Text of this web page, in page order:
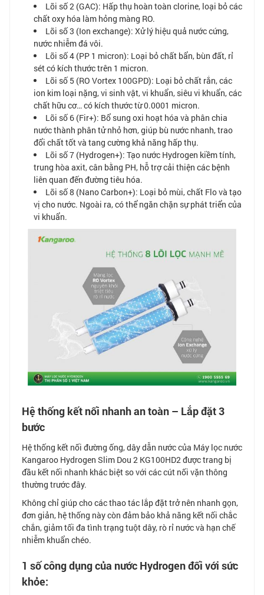
Lõi số 2 (GAC): Hấp thụ hoàn toàn clorine, loại bỏ các
chất oxy hóa làm hỏng màng RO.
Lõi số 3 (Ion exchange): Xử lý hiệu quả nước cứng,
nước nhiễm đá vôi.
Lõi số 4 (PP 1 micron): Loại bỏ chất bẩn, bùn đất, rỉ
sét có kích thước trên 1 micron.
Lõi số 5 (RO Vortex 100GPD): Loại bỏ chất rắn, các
ion kim loại nặng, vi sinh vật, vi khuẩn, siêu vi khuẩn, các
chất hữu cơ… có kích thước từ 0.0001 micron.
Lõi số 6 (Fir+): Bổ sung oxi hoạt hóa và phân chia
nước thành phân tử nhỏ hơn, giúp bù nước nhanh, trao
đổi chất tốt và tang cường khả năng hấp thụ.
Lõi số 7 (Hydrogen+): Tạo nước Hydrogen kiềm tính,
trung hòa axit, cân bằng PH, hỗ trợ cải thiện các bệnh
liên quan đến đường tiêu hóa.
Lõi số 8 (Nano Carbon+): Loại bỏ mùi, chất Flo và tạo
vị cho nước. Ngoài ra, có thể ngăn chặn sự phát triển của
vi khuẩn.
Hệ thống kết nối nhanh an toàn – Lắp đặt 3
bước
Hệ thống kết nối đường ống, dây dẫn nước của Máy lọc nước
Kangaroo Hydrogen Slim Dou 2 KG100HD2 được trang bị
đầu kết nối nhanh khác biệt so với các cút nối vặn thông
thường trước đây.
Không chỉ giúp cho các thao tác lắp đặt trở nên nhanh gọn,
đơn giản, hệ thống này còn đảm bảo khả năng kết nối chắc
chắn, giảm tối đa tình trạng tuột dây, rò rỉ nước và hạn chế
nhiễm khuẩn chéo.
1 số công dụng của nước Hydrogen đối với sức
khỏe: